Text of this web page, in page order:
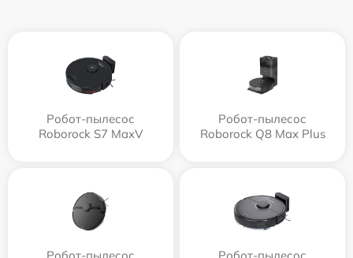
Робот-пылесос
Roborock S7 MaxV
Робот-пылесос
Roborock Q8 Max Plus
Робот-пылесос
Робот-пылесос